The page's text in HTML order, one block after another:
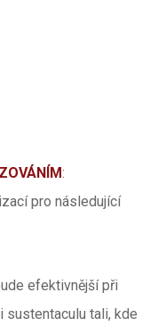
:
pro následující
efektivnější při
tali, kde